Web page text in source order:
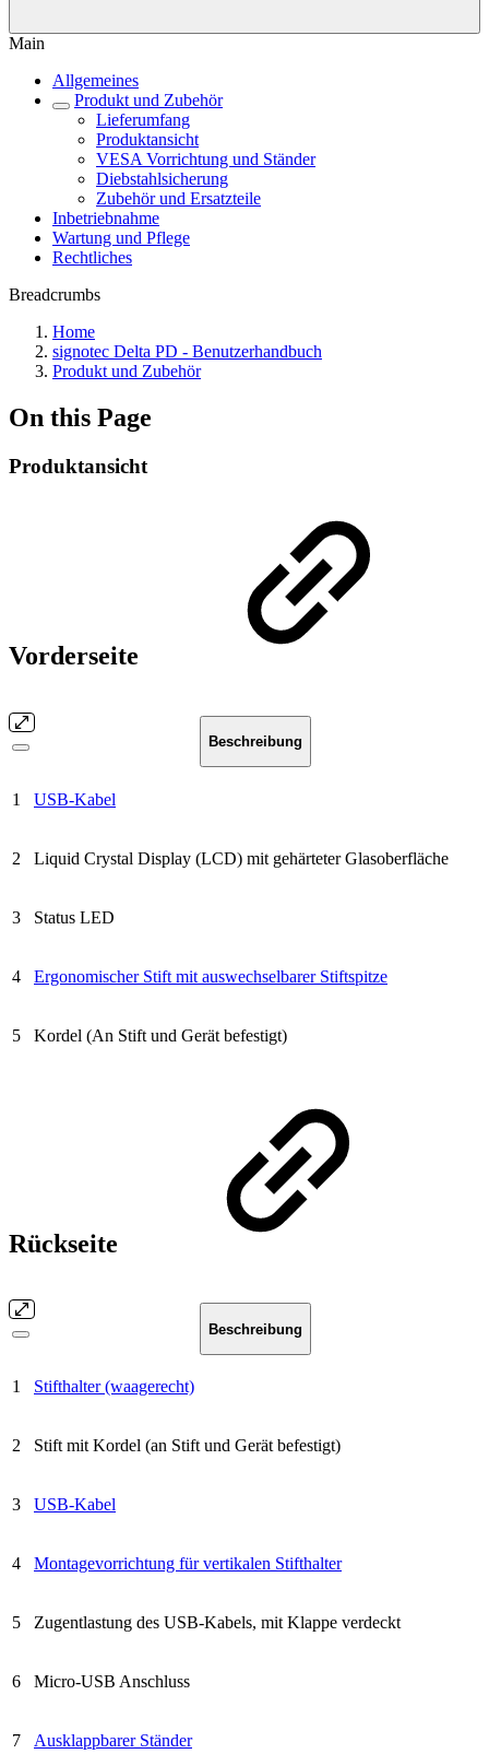
Main
Allgemeines
Produkt und Zubehör
Lieferumfang
Produktansicht
VESA Vorrichtung und Ständer
Diebstahlsicherung
Zubehör und Ersatzteile
Inbetriebnahme
Wartung und Pflege
Rechtliches
Breadcrumbs
Home
signotec Delta PD - Benutzerhandbuch
Produkt und Zubehör
On this Page
Produktansicht
Vorderseite
Beschreibung
1 USB-Kabel
2 Liquid Crystal Display (LCD) mit gehärteter Glasoberfläche
3 Status LED
4 Ergonomischer Stift mit auswechselbarer Stiftspitze
5 Kordel (An Stift und Gerät befestigt)
Rückseite
Beschreibung
1 Stifthalter (waagerecht)
2 Stift mit Kordel (an Stift und Gerät befestigt)
3 USB-Kabel
4 Montagevorrichtung für vertikalen Stifthalter
5 Zugentlastung des USB-Kabels, mit Klappe verdeckt
6 Micro-USB Anschluss
7 Ausklappbarer Ständer